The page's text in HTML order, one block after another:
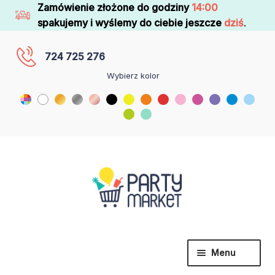
Zamówienie złożone do godziny 14:00
spakujemy i wyślemy do ciebie jeszcze dziś.
724 725 276
Wybierz kolor
Menu